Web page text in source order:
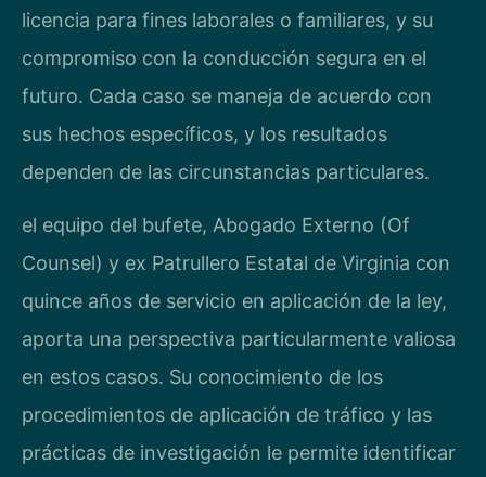
licencia para fines laborales o familiares, y su
compromiso con la conducción segura en el
futuro. Cada caso se maneja de acuerdo con
sus hechos específicos, y los resultados
dependen de las circunstancias particulares.
el equipo del bufete, Abogado Externo (Of
Counsel) y ex Patrullero Estatal de Virginia con
quince años de servicio en aplicación de la ley,
aporta una perspectiva particularmente valiosa
en estos casos. Su conocimiento de los
procedimientos de aplicación de tráfico y las
prácticas de investigación le permite identificar